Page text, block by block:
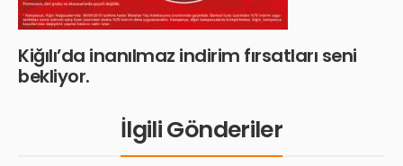
Kiğılı’da inanılmaz indirim fırsatları seni
bekliyor.
İlgili Gönderiler